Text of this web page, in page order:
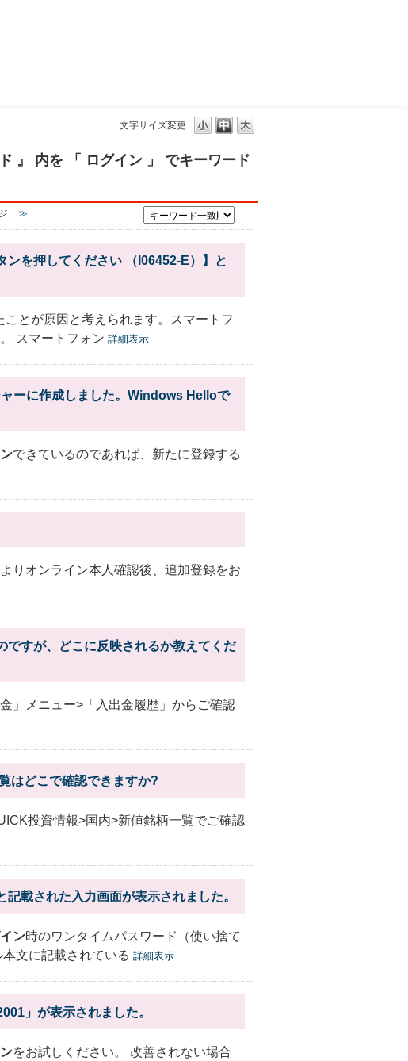
文字サイズ変更
』 内を 「 ログイン 」 でキーワード
≫
ンを押してください （I06452-E）】と
とが原因と考えられます。スマートフ
スマートフォン 詳細表示
ーに作成しました。Windows Helloで
できているのであれば、新たに登録する
りオンライン本人確認後、追加登録をお
すが、どこに反映されるか教えてくだ
」メニュー>「入出金履歴」からご確認
はどこで確認できますか?
投資情報>国内>新値銘柄一覧でご確認
載された入力画面が表示されました。
ン時のワンタイムパスワード（使い捨て
文に記載されている 詳細表示
」が表示されました。
をお試しください。 改善されない場合